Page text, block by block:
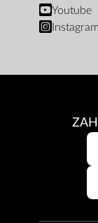
Youtube
Instagram